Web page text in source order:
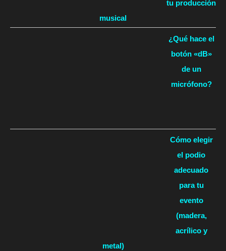
tu producción
musical
¿Qué hace el
botón «dB»
de un
micrófono?
Cómo elegir
el podio
adecuado
para tu
evento
(madera,
acrílico y
metal)